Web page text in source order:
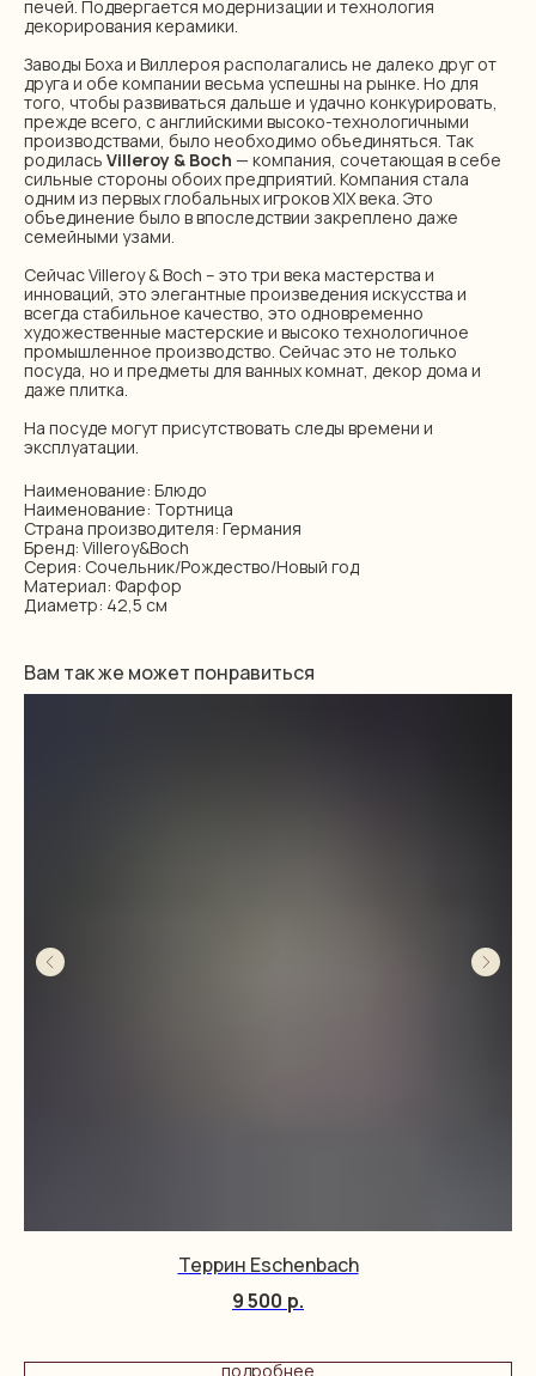
печей. Подвергается модернизации и технология
декорирования керамики.
Заводы Боха и Виллероя располагались не далеко друг от
друга и обе компании весьма успешны на рынке. Но для
того, чтобы развиваться дальше и удачно конкурировать,
прежде всего, с английскими высоко-технологичными
производствами, было необходимо объединяться. Так
родилась Villeroy & Boch — компания, сочетающая в себе
сильные стороны обоих предприятий. Компания стала
одним из первых глобальных игроков XIX века. Это
объединение было в впоследствии закреплено даже
семейными узами.
Сейчас Villeroy & Boch – это три века мастерства и
инноваций, это элегантные произведения искусства и
всегда стабильное качество, это одновременно
художественные мастерские и высоко технологичное
промышленное производство. Сейчас это не только
посуда, но и предметы для ванных комнат, декор дома и
даже плитка.
На посуде могут присутствовать следы времени и
эксплуатации.
Наименование: Блюдо
Наименование: Тортница
Страна производителя: Германия
Бренд: Villeroy&Boch
Серия: Сочельник/Рождество/Новый год
Материал: Фарфор
Диаметр: 42,5 см
Вам так же может понравиться
Террин Eschenbach
9 500 р.
подробнее